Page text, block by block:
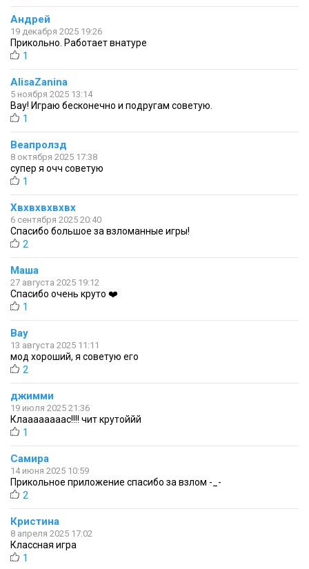
Андрей
19 декабря 2025 19:26
Прикольно. Работает внатуре
1
AlisaZanina
5 ноября 2025 13:14
Вау! Играю бесконечно и подругам советую.
1
Веапролзд
8 октября 2025 17:38
супер я очч советую
1
Хвхвхвхвхвх
6 сентября 2025 20:40
Спасибо большое за взломанные игры!
2
Маша
27 августа 2025 19:12
Спасибо очень круто ❤️
1
Вау
13 августа 2025 11:11
мод хороший, я советую его
2
джимми
19 июля 2025 21:36
Клаааааааас!!!! чит крутоййй
1
Самира
14 июня 2025 10:59
Прикольное приложение спасибо за взлом -_-
2
Кристина
8 апреля 2025 17:02
Классная игра
1